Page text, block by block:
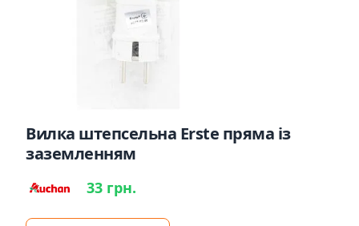
Вилка штепсельна Erste пряма із
заземленням
33 грн.